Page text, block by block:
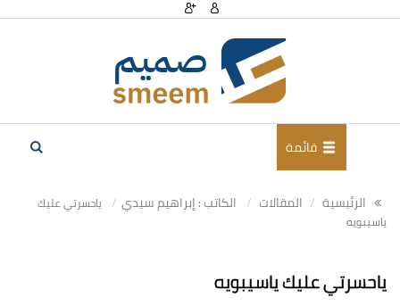
قائمة
الرئيسية المقالات الكاتب : إبراهيم سيدي
ياحسرتي عليك
ياسيبويه
ياحسرتي عليك ياسيبويه